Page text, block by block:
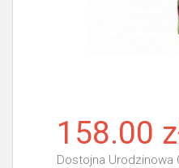
158.00
Dostojna Urodzinowa